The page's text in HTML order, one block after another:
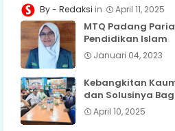
Redaksi April 11, 2025
MTQ Padang
Pendidikan Islam
Januari 04, 2023
Kebangkitan
dan Solusinya
April 10, 2025